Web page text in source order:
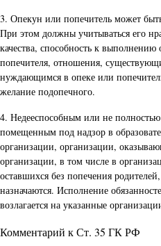
3. Опекун или попечитель может
При этом должны учитываться его
качества, способность к выполнению
попечителя, отношения,
нуждающимся в опеке или
желание подопечного.
4. Недееспособным или не
помещенным под надзор в
организации, организации,
организации, в том числе в
оставшихся без попечения
назначаются. Исполнение
возлагается на указанные
Комментарий к Ст. 35 ГК РФ